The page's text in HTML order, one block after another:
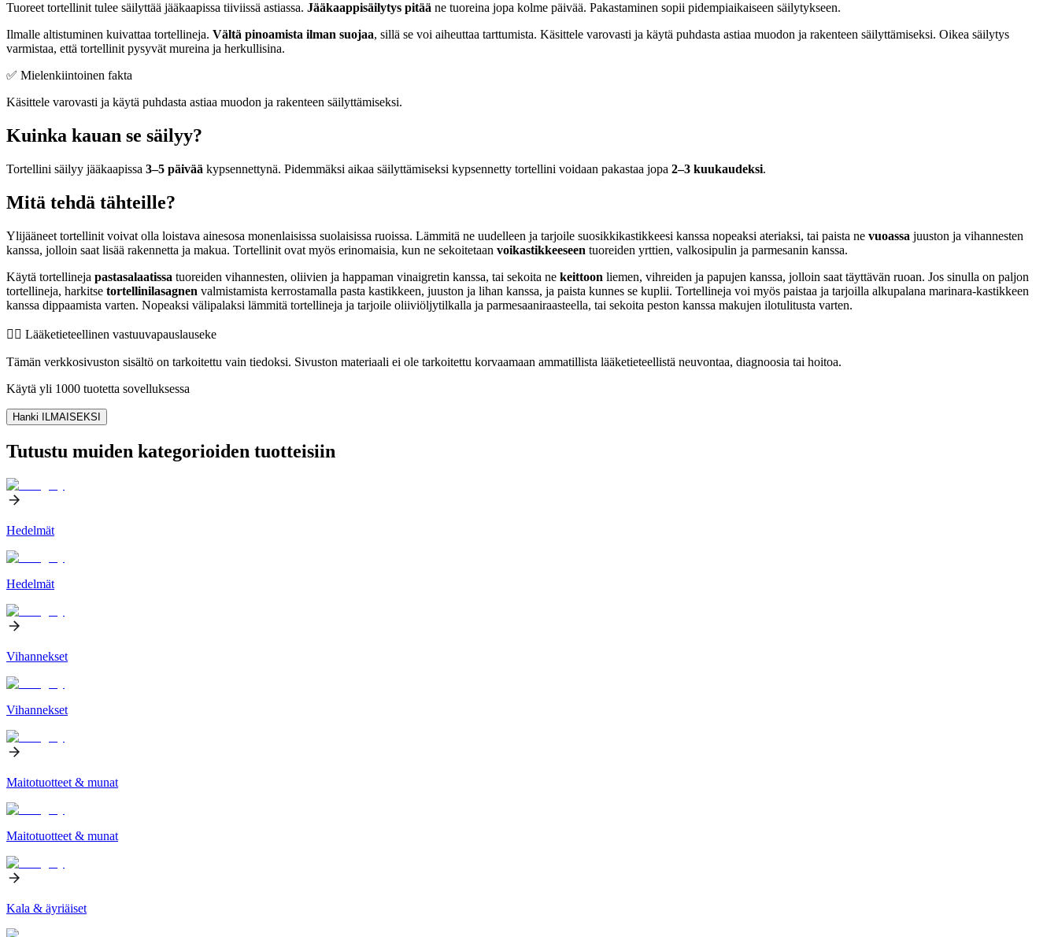
Tuoreet tortellinit tulee säilyttää jääkaapissa tiiviissä astiassa. Jääkaappisäilytys pitää ne tuoreina jopa kolme päivää. Pakastaminen sopii pidempiaikaiseen säilytykseen.
Ilmalle altistuminen kuivattaa tortellineja. Vältä pinoamista ilman suojaa, sillä se voi aiheuttaa tarttumista. Käsittele varovasti ja käytä puhdasta astiaa muodon ja rakenteen säilyttämiseksi. Oikea säilytys
varmistaa, että tortellinit pysyvät mureina ja herkullisina.
✅ Mielenkiintoinen fakta
Käsittele varovasti ja käytä puhdasta astiaa muodon ja rakenteen säilyttämiseksi.
Kuinka kauan se säilyy?
Tortellini säilyy jääkaapissa 3–5 päivää kypsennettynä. Pidemmäksi aikaa säilyttämiseksi kypsennetty tortellini voidaan pakastaa jopa 2–3 kuukaudeksi.
Mitä tehdä tähteille?
Ylijääneet tortellinit voivat olla loistava ainesosa monenlaisissa suolaisissa ruoissa. Lämmitä ne uudelleen ja tarjoile suosikkikastikkeesi kanssa nopeaksi ateriaksi, tai paista ne vuoassa juuston ja vihannesten
kanssa, jolloin saat lisää rakennetta ja makua. Tortellinit ovat myös erinomaisia, kun ne sekoitetaan voikastikkeeseen tuoreiden yrttien, valkosipulin ja parmesanin kanssa.
Käytä tortellineja pastasalaatissa tuoreiden vihannesten, oliivien ja happaman vinaigretin kanssa, tai sekoita ne keittoon liemen, vihreiden ja papujen kanssa, jolloin saat täyttävän ruoan. Jos sinulla on paljon
tortellineja, harkitse tortellinilasagnen valmistamista kerrostamalla pasta kastikkeen, juuston ja lihan kanssa, ja paista kunnes se kuplii. Tortellineja voi myös paistaa ja tarjoilla alkupalana marinara-kastikkeen
kanssa dippaamista varten. Nopeaksi välipalaksi lämmitä tortellineja ja tarjoile oliiviöljytilkalla ja parmesaaniraasteella, tai sekoita peston kanssa makujen ilotulitusta varten.
👨‍⚕️️ Lääketieteellinen vastuuvapauslauseke
Tämän verkkosivuston sisältö on tarkoitettu vain tiedoksi. Sivuston materiaali ei ole tarkoitettu korvaamaan ammatillista lääketieteellistä neuvontaa, diagnoosia tai hoitoa.
Käytä yli 1000 tuotetta sovelluksessa
Hanki ILMAISEKSI
Tutustu muiden kategorioiden tuotteisiin
Hedelmät
Hedelmät
Vihannekset
Vihannekset
Maitotuotteet & munat
Maitotuotteet & munat
Kala & äyriäiset